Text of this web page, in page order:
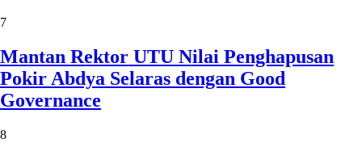
7
Mantan Rektor UTU Nilai Penghapusan
Pokir Abdya Selaras dengan Good
Governance
8